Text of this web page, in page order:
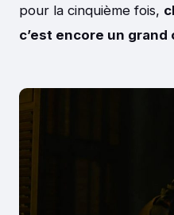
pour la cinquième fois,
c’est encore un grand